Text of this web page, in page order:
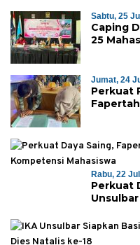
Sabtu, 25
Caping
25
Jumat, 24
Perkuat
Rabu, 22
Perkuat